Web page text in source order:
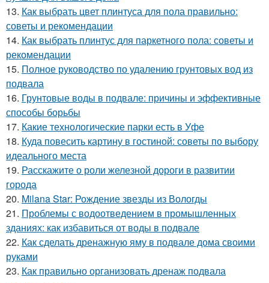
13. Как выбрать цвет плинтуса для пола правильно:
советы и рекомендации
14. Как выбрать плинтус для паркетного пола: советы и
рекомендации
15. Полное руководство по удалению грунтовых вод из
подвала
16. Грунтовые воды в подвале: причины и эффективные
способы борьбы
17. Какие технологические парки есть в Уфе
18. Куда повесить картину в гостиной: советы по выбору
идеального места
19. Расскажите о роли железной дороги в развитии
города
20. Milana Star: Рождение звезды из Вологды
21. Проблемы с водоотведением в промышленных
зданиях: как избавиться от воды в подвале
22. Как сделать дренажную яму в подвале дома своими
руками
23. Как правильно организовать дренаж подвала